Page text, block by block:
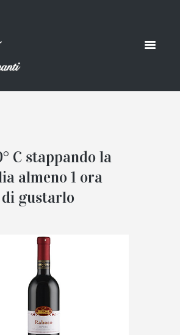
C stappando la
almeno 1 ora
gustarlo